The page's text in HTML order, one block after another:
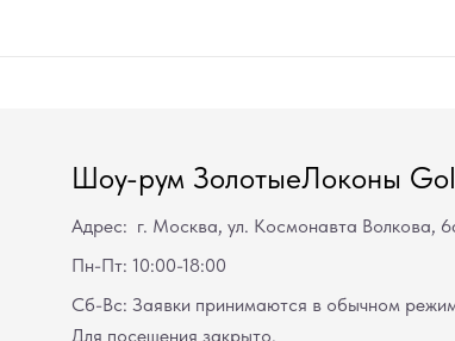
Шоу-рум ЗолотыеЛоконы
Адрес: г. Москва, ул. Космонавта Волкова,
Пн-Пт: 10:00-18:00
Сб-Вс: Заявки принимаются в обычном
Для посещения закрыто.